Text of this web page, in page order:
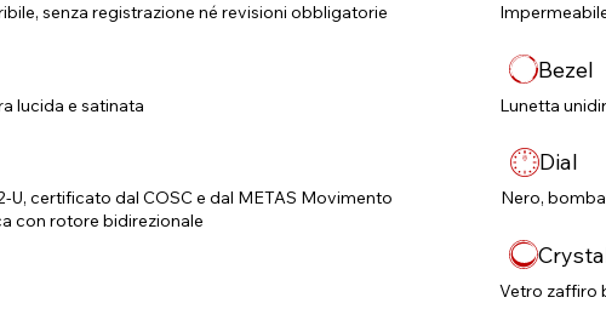
senza registrazione né revisioni obbligatorie​
lucida e satinata
certificato dal COSC e dal METAS Movimento
con rotore bidirezionale
Bezel
Lunetta
Dial
Nero,
Vetro zaffiro